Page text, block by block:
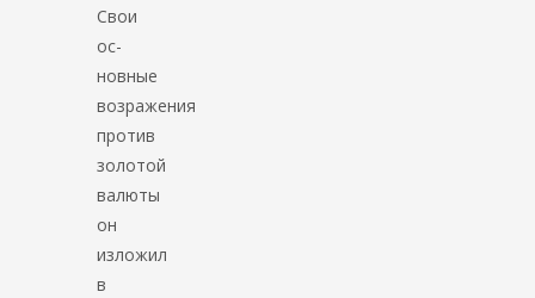
Свои
ос­
новные
возражения
против
золотой
валюты
он
изложил
в